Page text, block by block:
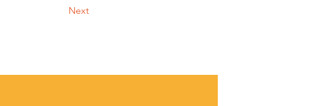
Next